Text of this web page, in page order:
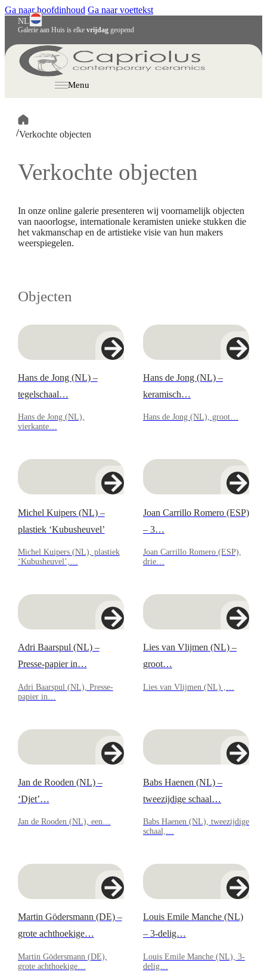
Ga naar hoofdinhoud Ga naar voettekst
Galerie aan Huis is elke vrijdaggeopend
NL
Deutsch
Menu
/Verkochte objecten
Verkochte objecten
In onze online galerie presenteren wij voornamelijk objecten
van naoorlogse, internationale keramisten unieke stukken die
het vakmanschap en de artistieke visie van hun makers
weerspiegelen.
Objecten
Hans de Jong (NL) –
tegelschaal…
Hans de Jong (NL),
vierkante…
Hans de Jong (NL) –
keramisch…
Hans de Jong (NL), groot…
Michel Kuipers (NL) –
plastiek ‘Kubusheuvel’
Michel Kuipers (NL), plastiek
‘Kubusheuvel’,…
Joan Carrillo Romero (ESP)
– 3…
Joan Carrillo Romero (ESP),
drie…
Adri Baarspul (NL) –
Presse-papier in…
Adri Baarspul (NL), Presse-
papier in…
Lies van Vlijmen (NL) –
groot…
Lies van Vlijmen (NL) ,…
Jan de Rooden (NL) –
‘Djet’…
Jan de Rooden (NL), een…
Babs Haenen (NL) –
tweezijdige schaal…
Babs Haenen (NL), tweezijdige
schaal,…
Martin Gödersmann (DE) –
grote achthoekige…
Martin Gödersmann (DE),
grote achthoekige…
Louis Emile Manche (NL)
– 3-delig…
Louis Emile Manche (NL), 3-
delig…